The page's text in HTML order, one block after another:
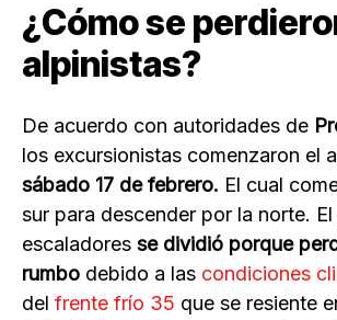
¿Cómo se
alpinistas?
De acuerdo con autoridades de
los excursionistas comenzaron el
sábado 17 de febrero. El cual
sur para descender por la norte.
escaladores se dividió porque
rumbo debido a las condiciones
del frente frío 35 que se resiente